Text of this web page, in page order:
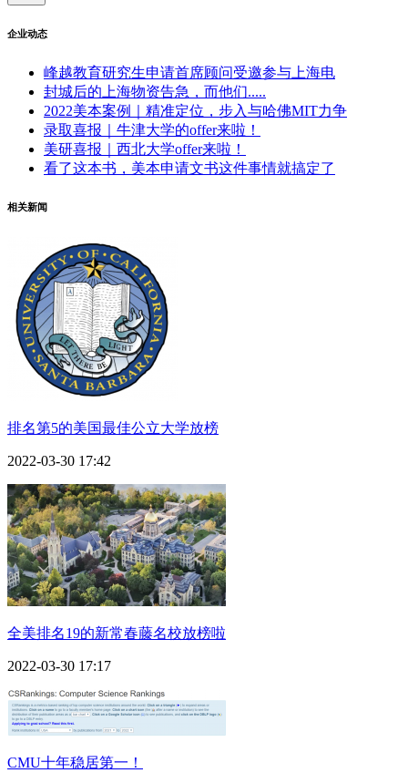
企业动态
峰越教育研究生申请首席顾问受邀参与上海电
封城后的上海物资告急，而他们.....
2022美本案例｜精准定位，步入与哈佛MIT力争
录取喜报｜牛津大学的offer来啦！
美研喜报｜西北大学offer来啦！
看了这本书，美本申请文书这件事情就搞定了
相关新闻
排名第5的美国最佳公立大学放榜
2022-03-30 17:42
全美排名19的新常春藤名校放榜啦
2022-03-30 17:17
CMU十年稳居第一！